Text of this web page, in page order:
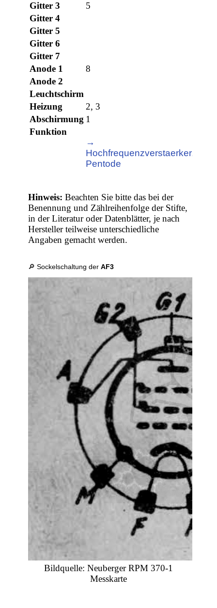
Gitter 3
5
Gitter 4
Gitter 5
Gitter 6
Gitter 7
Anode 1
8
Anode 2
Leuchtschirm
Heizung
2, 3
Abschirmung 1
Funktion
→
Hochfrequenzverstaerker,
Pentode
Hinweis: Beachten Sie bitte das bei der
Benennung und Zählreihenfolge der Stifte,
in der Literatur oder Datenblätter, je nach
Hersteller teilweise unterschiedliche
Angaben gemacht werden.
🔎 Sockelschaltung derAF3
Bildquelle: Neuberger RPM 370-1
Messkarte